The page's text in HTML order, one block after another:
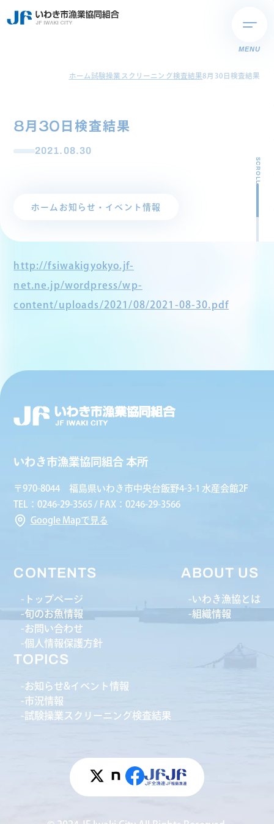
MENU
ホーム試験操業スクリーニング検査結果8月30日検査結果
8月30日検査結果
2021.08.30
ホーム お知らせ・イベント情報
SCROLL
http://fsiwakigyokyo.jf-
net.ne.jp/wordpress/wp-
content/uploads/2021/08/2021-08-30.pdf
いわき市漁業協同組合 本所
〒970-8044 福島県いわき市中央台飯野4-3-1 水産会館2F
TEL：0246-29-3565 / FAX：0246-29-3566
Google Mapで見る
CONTENTS
トップページ
旬のお魚情報
お問い合わせ
個人情報保護方針
ABOUT US
いわき漁協とは
組織情報
TOPICS
お知らせ&イベント情報
市況情報
試験操業スクリーニング検査結果